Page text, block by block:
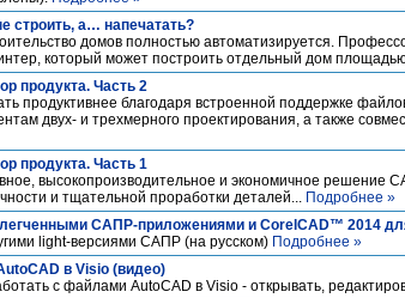
строить, а… напечатать?
домов полностью автоматизируется.
который может построить отдельный дом площадью
продукта. Часть 2
продуктивнее благодаря встроенной поддержке
двух- и трехмерного проектирования, а также
продукта. Часть 1
высокопроизводительное и экономичное решение
и тщательной проработки деталей... Подробнее »
САПР-приложениями и CorelCAD™ 2014
light-версиями САПР (на русском) Подробнее »
в Visio (видео)
с файлами AutoCAD в Visio - открывать,